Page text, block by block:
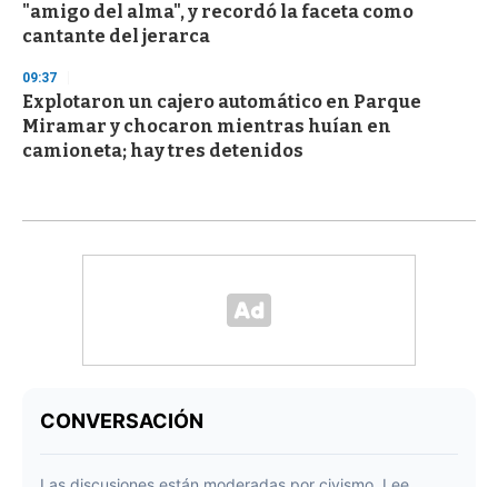
"amigo del alma", y recordó la faceta como
cantante del jerarca
09:37
Explotaron un cajero automático en Parque
Miramar y chocaron mientras huían en
camioneta; hay tres detenidos